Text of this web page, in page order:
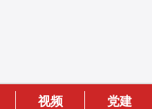
视频 党建